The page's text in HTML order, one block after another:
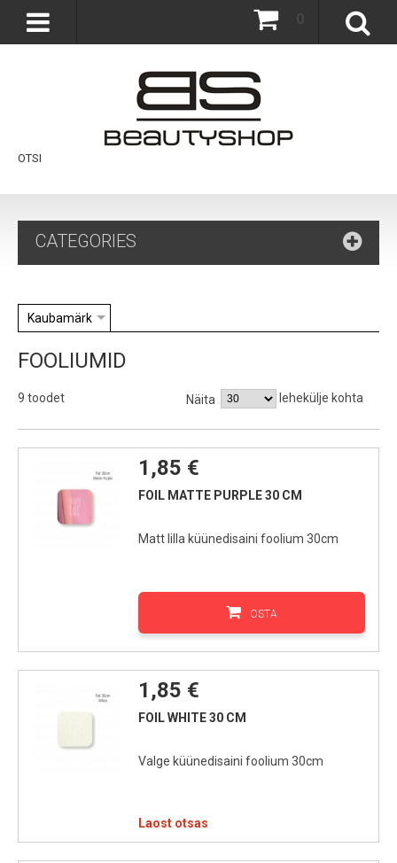
OTSI
CATEGORIES
Kaubamärk
FOOLIUMID
9 toodet Näita lehekülje kohta
1,85 €
FOIL MATTE PURPLE 30 CM
Matt lilla küünedisaini foolium 30cm
OSTA
1,85 €
FOIL WHITE 30 CM
Valge küünedisaini foolium 30cm
Laost otsas